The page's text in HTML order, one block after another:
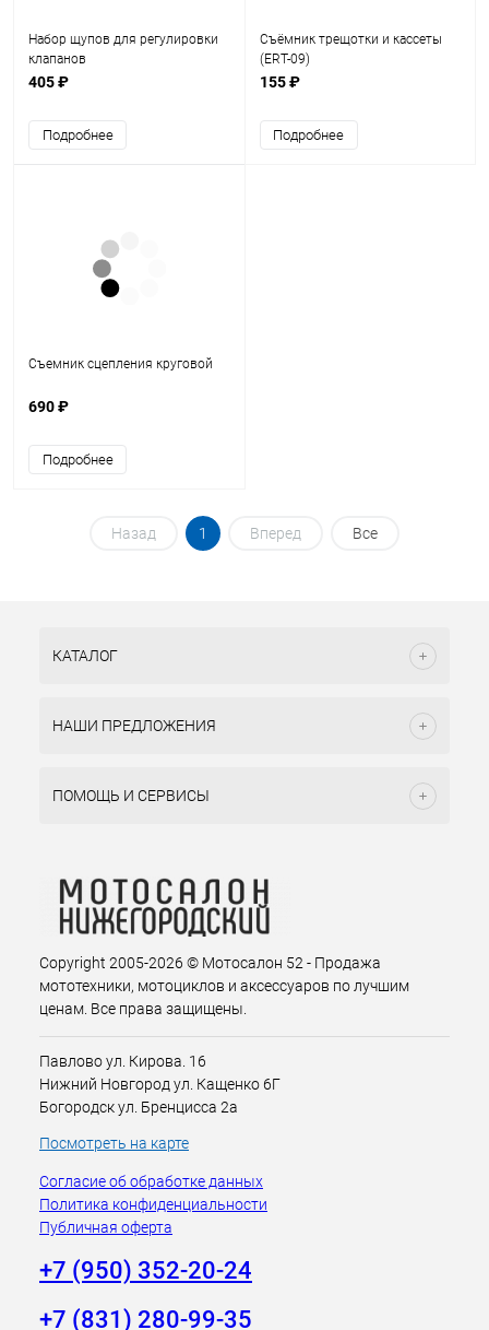
Набор щупов для регулировки
клапанов
405 ₽
Подробнее
Съёмник трещотки и кассеты
(ERT-09)
155 ₽
Подробнее
Съемник сцепления круговой
690 ₽
Подробнее
Назад 1 Вперед Все
КАТАЛОГ
НАШИ ПРЕДЛОЖЕНИЯ
ПОМОЩЬ И СЕРВИСЫ
Copyright 2005-2026 © Мотосалон 52 - Продажа
мототехники, мотоциклов и аксессуаров по лучшим
ценам. Все права защищены.
Павлово ул. Кирова. 16
Нижний Новгород ул. Кащенко 6Г
Богородск ул. Бренцисса 2а
Посмотреть на карте
Согласие об обработке данных
Политика конфиденциальности
Публичная оферта
+7 (950) 352-20-24
+7 (831) 280-99-35